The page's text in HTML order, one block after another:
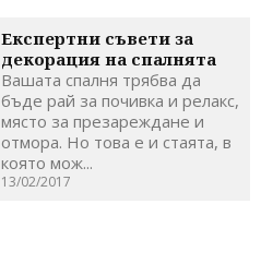
Експертни съвети за
декорация на спалнята
Вашата спалня трябва да
бъде рай за почивка и релакс,
място за презареждане и
отмора. Но това е и стаята, в
която мож...
13/02/2017